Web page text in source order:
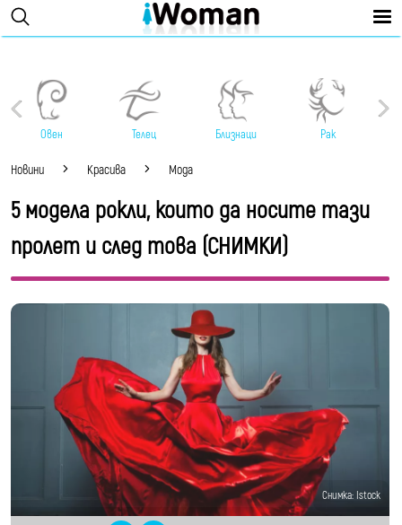
Овен Телец Близнаци Рак
Новини Красива Мода
5 модела рокли, които да носите тази
пролет и след това (СНИМКИ)
Снимка: Istock